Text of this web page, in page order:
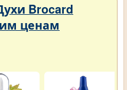
Brocard
ценам